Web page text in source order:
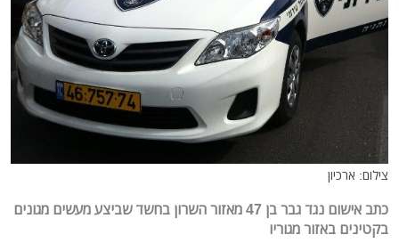
צילום: ארכיון
כתב אישום נגד גבר בן 47 מאזור השרון בחשד שביצע מעשים מגונים
בקטינים באזור מגוריו